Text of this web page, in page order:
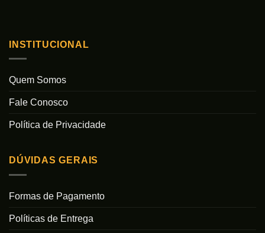
INSTITUCIONAL
Quem Somos
Fale Conosco
Política de Privacidade
DÚVIDAS GERAIS
Formas de Pagamento
Políticas de Entrega